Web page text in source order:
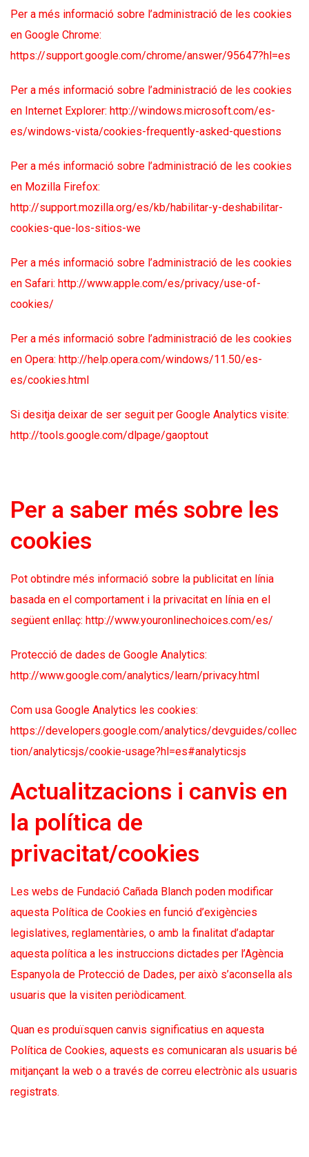
Per a més informació sobre l’administració de les cookies
en Google Chrome:
https://support.google.com/chrome/answer/95647?hl=es
Per a més informació sobre l’administració de les cookies
en Internet Explorer: http://windows.microsoft.com/es-
es/windows-vista/cookies-frequently-asked-questions
Per a més informació sobre l’administració de les cookies
en Mozilla Firefox:
http://support.mozilla.org/es/kb/habilitar-y-deshabilitar-
cookies-que-los-sitios-we
Per a més informació sobre l’administració de les cookies
en Safari: http://www.apple.com/es/privacy/use-of-
cookies/
Per a més informació sobre l’administració de les cookies
en Opera: http://help.opera.com/windows/11.50/es-
es/cookies.html
Si desitja deixar de ser seguit per Google Analytics visite:
http://tools.google.com/dlpage/gaoptout
Per a saber més sobre les
cookies
Pot obtindre més informació sobre la publicitat en línia
basada en el comportament i la privacitat en línia en el
següent enllaç: http://www.youronlinechoices.com/es/
Protecció de dades de Google Analytics:
http://www.google.com/analytics/learn/privacy.html
Com usa Google Analytics les cookies:
https://developers.google.com/analytics/devguides/collec
tion/analyticsjs/cookie-usage?hl=es#analyticsjs
Actualitzacions i canvis en
la política de
privacitat/cookies
Les webs de Fundació Cañada Blanch poden modificar
aquesta Política de Cookies en funció d’exigències
legislatives, reglamentàries, o amb la finalitat d’adaptar
aquesta política a les instruccions dictades per l’Agència
Espanyola de Protecció de Dades, per això s’aconsella als
usuaris que la visiten periòdicament.
Quan es produïsquen canvis significatius en aquesta
Política de Cookies, aquests es comunicaran als usuaris bé
mitjançant la web o a través de correu electrònic als usuaris
registrats.